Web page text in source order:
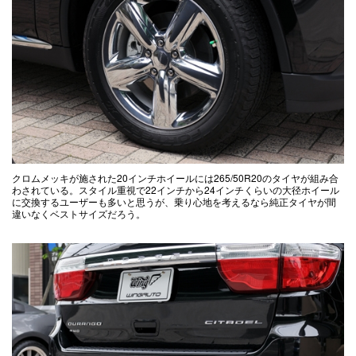
クロムメッキが施された20インチホイールには265/50R20のタイヤが組み合
わされている。スタイル重視で22インチから24インチくらいの大径ホイール
に交換するユーザーも多いと思うが、乗り心地を考えるなら純正タイヤが間
違いなくベストサイズだろう。